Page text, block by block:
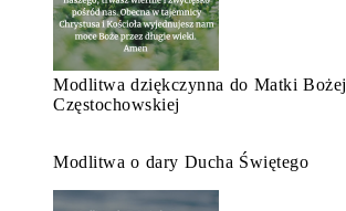
Modlitwa dziękczynna do Matki Bożej
Częstochowskiej
Modlitwa o dary Ducha Świętego